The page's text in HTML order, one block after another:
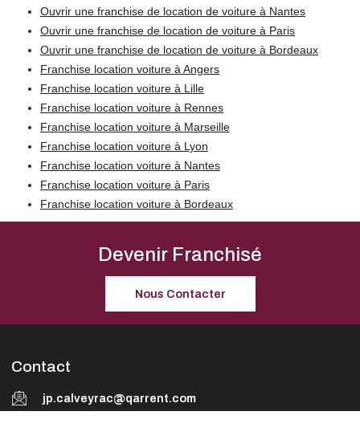
Ouvrir une franchise de location de voiture à Nantes
Ouvrir une franchise de location de voiture à Paris
Ouvrir une franchise de location de voiture à Bordeaux
Franchise location voiture à Angers
Franchise location voiture à Lille
Franchise location voiture à Rennes
Franchise location voiture à Marseille
Franchise location voiture à Lyon
Franchise location voiture à Nantes
Franchise location voiture à Paris
Franchise location voiture à Bordeaux
Devenir Franchisé
Nous Contacter
Contact
jp.calveyrac@qarrent.com